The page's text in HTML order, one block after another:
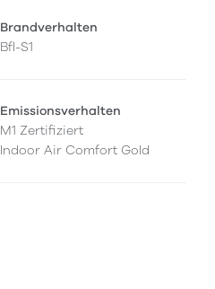
Brandverhalten
Bfl-S1
Emissionsverhalten
M1 Zertifiziert
Indoor Air Comfort Gold